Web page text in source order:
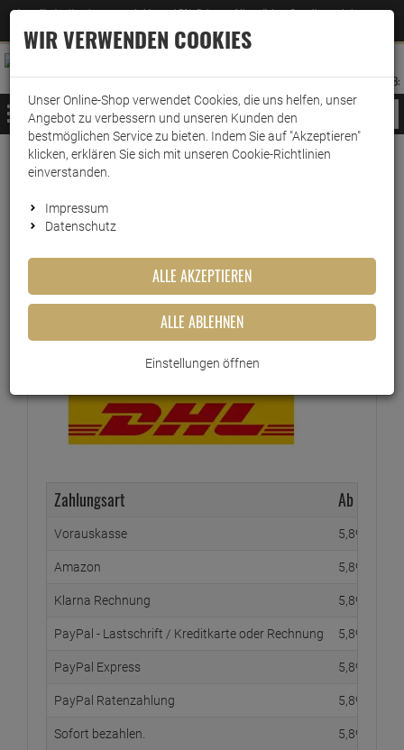
Jetzt für den Newsletter entscheiden und 5% Rabatt auf Ihre nächste Bestellung erhalten
–Zum Newsletter
ANMELDEN
AUFKLAPPEN
MERKZETTEL
WARENKORB:
MENÜ
Versand & Lieferung
Bitte wählen Sie Ihr Lieferland.
DHL Paket
DHL
Zahlungsart Ab
Vorauskasse 5, 89
Amazon 5, 89
Klarna Rechnung 5, 89
PayPal - Lastschrift / Kreditkarte oder Rechnung 5, 89
PayPal Express 5, 89
PayPal Ratenzahlung 5, 89
Sofort bezahlen. 5, 89
WIR VERWENDEN COOKIES
Unser Online-Shop verwendet Cookies, die uns helfen, unser
Angebot zu verbessern und unseren Kunden den
bestmöglichen Service zu bieten. Indem Sie auf "Akzeptieren"
klicken, erklären Sie sich mit unseren Cookie-Richtlinien
einverstanden.
Impressum
Datenschutz
ALLE AKZEPTIEREN
ALLE ABLEHNEN
Einstellungen öffnen